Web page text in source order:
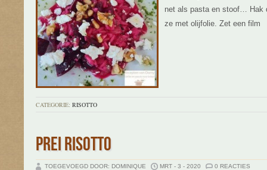
net als pasta en stoof… Hak
ze met olijfolie. Zet een film
CATEGORIE: RISOTTO
PREI RISOTTO
TOEGEVOEGD DOOR: DOMINIQUE MRT - 3 - 2020 0 REACTIES